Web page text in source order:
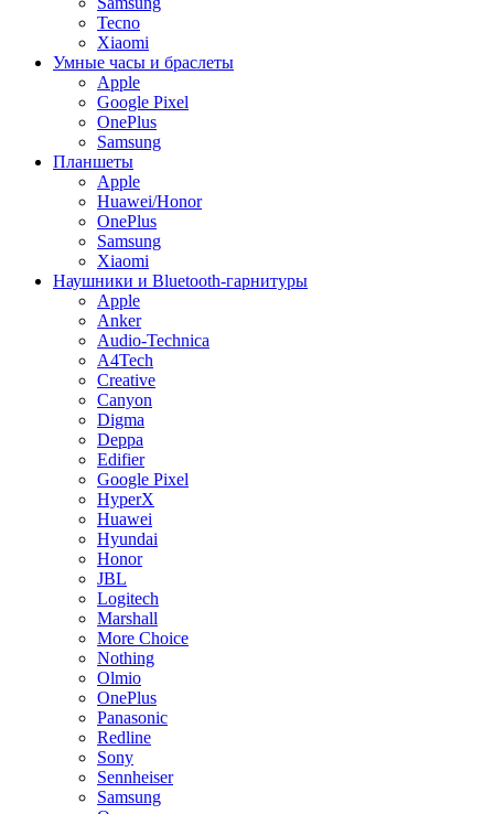
Tecno
Xiaomi
Умные часы и браслеты
Apple
Google Pixel
OnePlus
Samsung
Планшеты
Apple
Huawei/Honor
OnePlus
Samsung
Xiaomi
Наушники и Bluetooth-гарнитуры
Apple
Anker
Audio-Technica
A4Tech
Creative
Canyon
Digma
Deppa
Edifier
Google Pixel
HyperX
Huawei
Hyundai
Honor
JBL
Logitech
Marshall
More Choice
Nothing
Olmio
OnePlus
Panasonic
Redline
Sony
Sennheiser
Samsung